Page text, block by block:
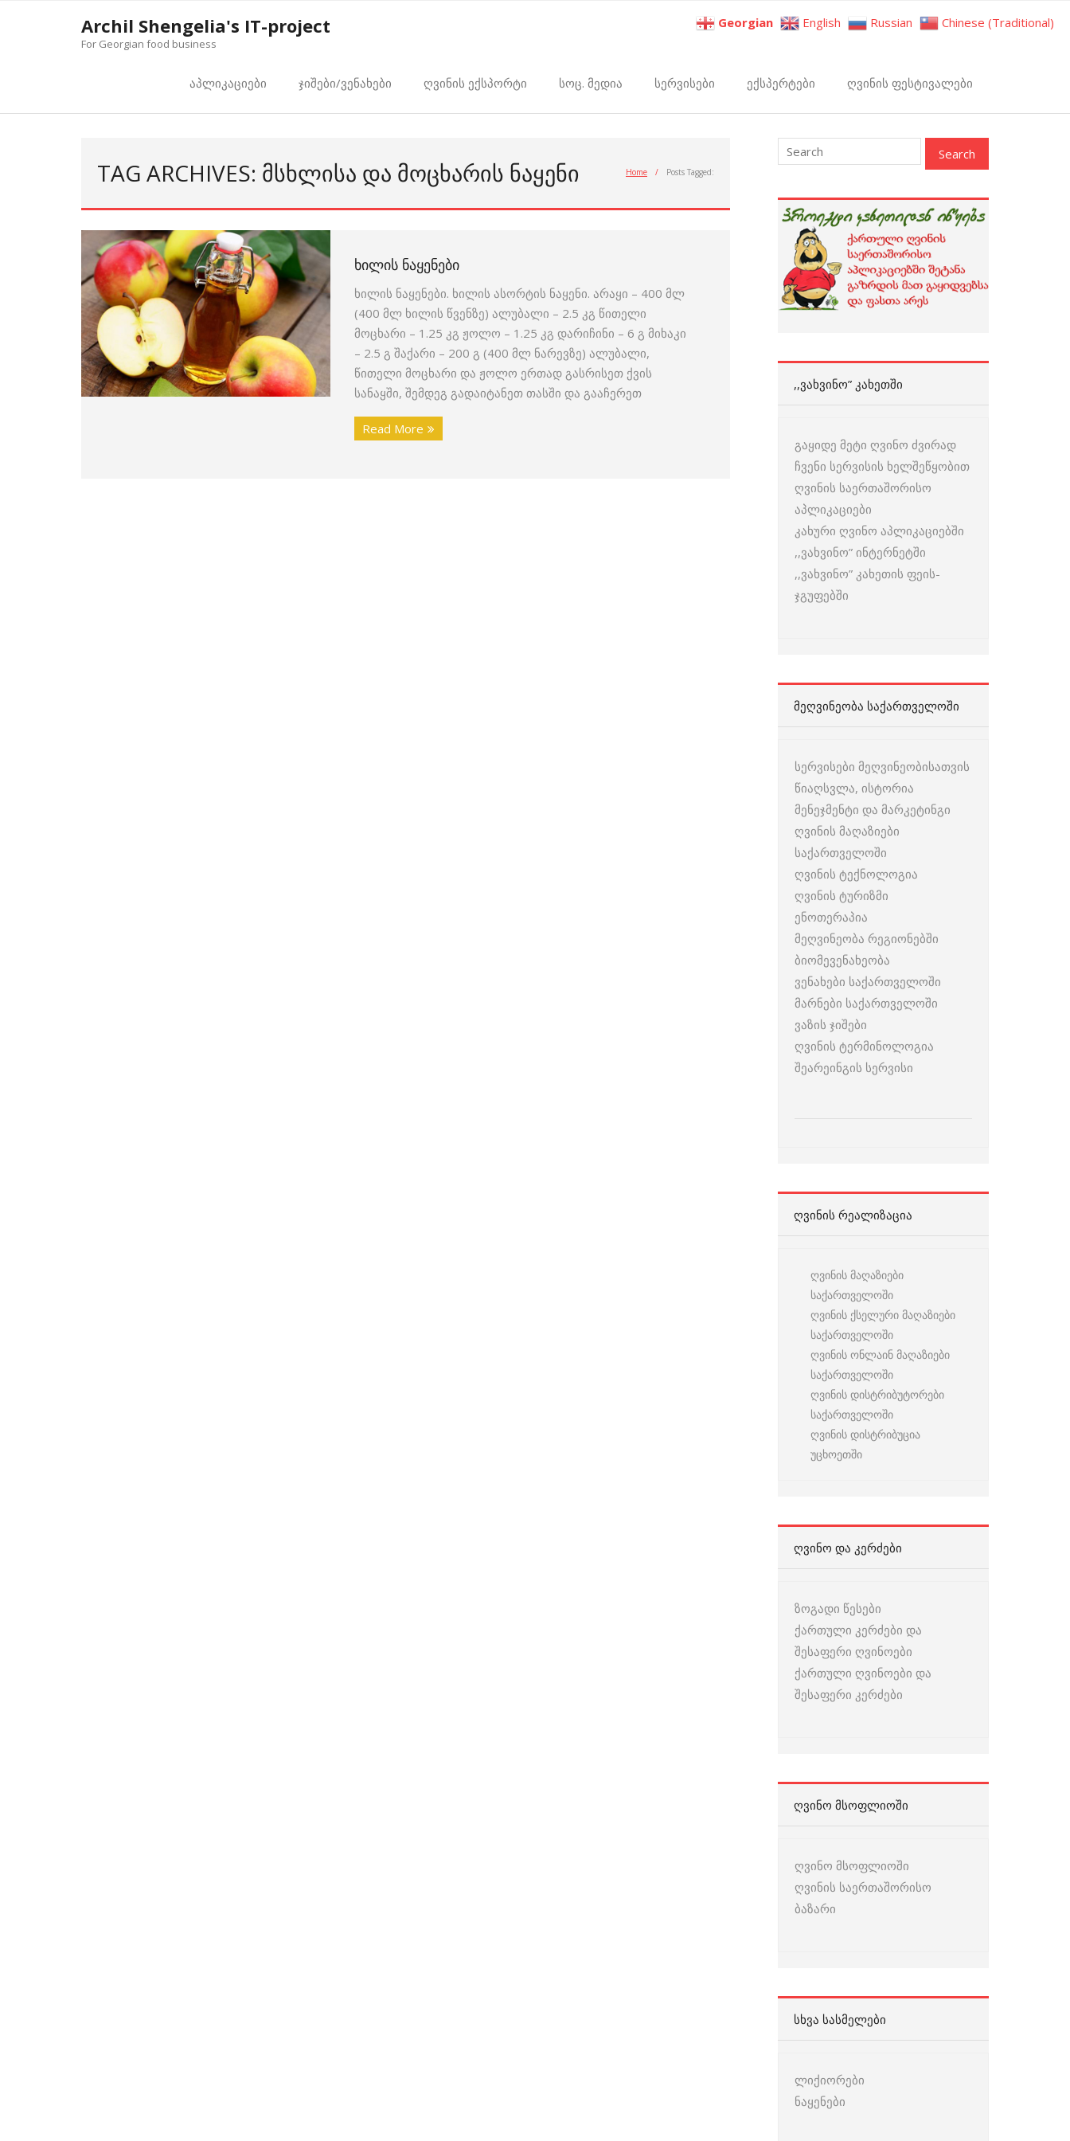
Archil Shengelia's IT-project
For Georgian food business
აპლიკაციები ჯიშები/ვენახები ღვინის ექსპორტი სოც. მედია სერვისები ექსპერტები ღვინის ფესტივალები
TAG ARCHIVES: ᲛᲡᲮᲚᲘᲡᲐ ᲓᲐ ᲛᲝᲪᲮᲐᲠᲘᲡ ᲜᲐᲧᲔᲜᲘ Home / Posts Tagged:
ᲮᲘᲚᲘᲡ ᲜᲐᲧᲔᲜᲔᲑᲘ
ხილის ნაყენები. ხილის ასორტის ნაყენი. არაყი – 400 მლ
(400 მლ ხილის წვენზე) ალუბალი – 2.5 კგ წითელი
მოცხარი – 1.25 კგ ჟოლო – 1.25 კგ დარიჩინი – 6 გ მიხაკი
– 2.5 გ შაქარი – 200 გ (400 მლ ნარევზე) ალუბალი,
წითელი მოცხარი და ჟოლო ერთად გასრისეთ ქვის
სანაყში, შემდეგ გადაიტანეთ თასში და გააჩერეთ
Read More
,,ᲕᲐᲮᲕᲘᲜᲝ” ᲙᲐᲮᲔᲗᲨᲘ
გაყიდე მეტი ღვინო ძვირად
ჩვენი სერვისის ხელშეწყობით
ღვინის საერთაშორისო
აპლიკაციები
კახური ღვინო აპლიკაციებში
,,ვახვინო” ინტერნეტში
,,ვახვინო” კახეთის ფეის-
ჯგუფებში
ᲛᲔᲦᲕᲘᲜᲔᲝᲑᲐ ᲡᲐᲥᲐᲠᲗᲕᲔᲚᲝᲨᲘ
სერვისები მეღვინეობისათვის
წიაღსვლა, ისტორია
მენეჯმენტი და მარკეტინგი
ღვინის მაღაზიები
საქართველოში
ღვინის ტექნოლოგია
ღვინის ტურიზმი
ენოთერაპია
მეღვინეობა რეგიონებში
ბიომევენახეობა
ვენახები საქართველოში
მარნები საქართველოში
ვაზის ჯიშები
ღვინის ტერმინოლოგია
შეარეინგის სერვისი
ᲦᲕᲘᲜᲘᲡ ᲠᲔᲐᲚᲘᲖᲐᲪᲘᲐ
ღვინის მაღაზიები
საქართველოში
ღვინის ქსელური მაღაზიები
საქართველოში
ღვინის ონლაინ მაღაზიები
საქართველოში
ღვინის დისტრიბუტორები
საქართველოში
ღვინის დისტრიბუცია
უცხოეთში
ᲦᲕᲘᲜᲝ ᲓᲐ ᲙᲔᲠᲫᲔᲑᲘ
ზოგადი წესები
ქართული კერძები და
შესაფერი ღვინოები
ქართული ღვინოები და
შესაფერი კერძები
ᲦᲕᲘᲜᲝ ᲛᲡᲝᲤᲚᲘᲝᲨᲘ
ღვინო მსოფლიოში
ღვინის საერთაშორისო
ბაზარი
ᲡᲮᲕᲐ ᲡᲐᲡᲛᲔᲚᲔᲑᲘ
ლიქიორები
ნაყენები
Georgian English Russian Chinese (Traditional)